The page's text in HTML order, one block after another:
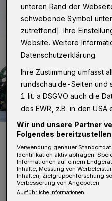
Da die Schwebebahn nach dem
Bus durch die Stadt.
Foto: Achim Otto
unteren Rand der
schwebende Symbol
zutreffend]. Ihre
Website. Weitere
Datenschutzerklärung.
Ihre Zustimmung umfasst
rundschau.de-Seiten und
1 lit. a DSGVO auch die
des EWR, z.B. in den USA
Wir und unsere Partner
Folgendes
Verwendung genauer
Identifikation aktiv abfragen.
Informationen auf einem
Inhalte, Messung von
Inhalten, Zielgruppenforschung
Verbesserung von Angeboten.
Ausführliche Informationen